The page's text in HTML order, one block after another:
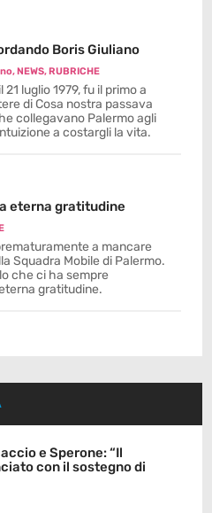
Boris Giuliano
,NEWS,RUBRICHE
luglio 1979, fu il primo a
di Cosa nostra passava
collegavano Palermo agli
a costargli la vita.
eterna gratitudine
a mancare
Squadra Mobile di Palermo.
che ci ha sempre
gratitudine.
e Sperone: “Il
con il sostegno di